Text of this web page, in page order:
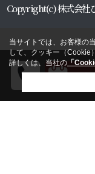
Copyright(c) 株式会社
当サイトでは、お客様の
して、クッキー（Cookie
詳しくは、当社の 「